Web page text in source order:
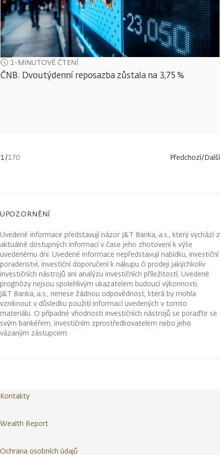
1-MINUTOVÉ ČTENÍ
ČNB: Dvoutýdenní reposazba zůstala na 3,75 %
1/170 Předchozí/Další
UPOZORNĚNÍ
Uvedené informace představují názor J&T Banka, a.s., který vychází z
aktuálně dostupných informací v čase jeho zhotovení k výše
uvedenému dni. Uvedené informace nepředstavují nabídku, investiční
poradenství, investiční doporučení k nákupu či prodeji jakýchkoliv
investičních nástrojů ani analýzu investičních příležitostí. Uvedené
prognózy nejsou spolehlivým ukazatelem budoucí výkonnosti.
J&T Banka, a.s., nenese žádnou odpovědnost, která by mohla
vzniknout v důsledku použití informací uvedených v tomto
materiálu. O případné vhodnosti investičních nástrojů se poraďte se
svým bankéřem, investičním zprostředkovatelem nebo jeho
vázaným zástupcem.
Kontakty
Wealth Report
Ochrana osobních údajů